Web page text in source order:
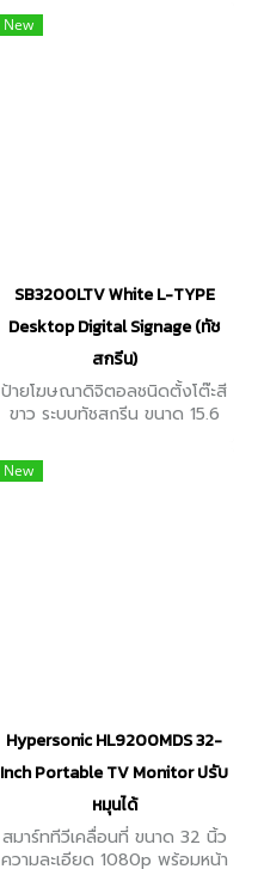
ป้ายโฆษณาดิจิทัลคุณภาพสูง,
เวทีกลางแจ้ง, ผนังอาคารที่
New
SB3200LTV White L-TYPE
Desktop Digital Signage (ทัช
สกรีน)
ป้ายโฆษณาดิจิตอลชนิดตั้งโต๊ะสี
ขาว ระบบทัชสกรีน ขนาด 15.6
รองรับหลากหลายสื่อ: วิดีโอ
(MP4), เพลง (MP3), รูปภาพ
New
Hypersonic HL9200MDS 32-
Inch Portable TV Monitor ปรับ
หมุนได้
สมาร์ททีวีเคลื่อนที่ ขนาด 32 นิ้ว
ความละเอียด 1080p พร้อมหน้า